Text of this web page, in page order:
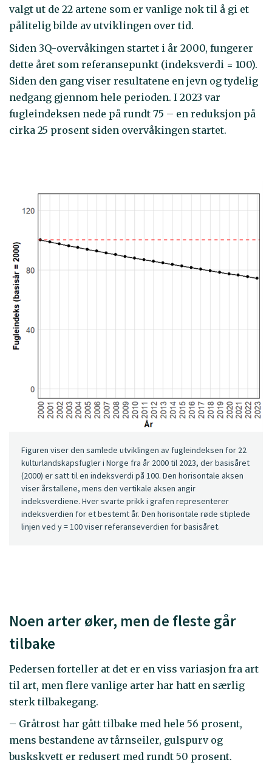
valgt ut de 22 artene som er vanlige nok til å gi et
pålitelig bilde av utviklingen over tid.
Siden 3Q-overvåkingen startet i år 2000, fungerer
dette året som referansepunkt (indeksverdi = 100).
Siden den gang viser resultatene en jevn og tydelig
nedgang gjennom hele perioden. I 2023 var
fugleindeksen nede på rundt 75 – en reduksjon på
cirka 25 prosent siden overvåkingen startet.
Figuren viser den samlede utviklingen av fugleindeksen for 22
kulturlandskapsfugler i Norge fra år 2000 til 2023, der basisåret
(2000) er satt til en indeksverdi på 100. Den horisontale aksen
viser årstallene, mens den vertikale aksen angir
indeksverdiene. Hver svarte prikk i grafen representerer
indeksverdien for et bestemt år. Den horisontale røde stiplede
linjen ved y = 100 viser referanseverdien for basisåret.
Noen arter øker, men de fleste går
tilbake
Pedersen forteller at det er en viss variasjon fra art
til art, men flere vanlige arter har hatt en særlig
sterk tilbakegang.
– Gråtrost har gått tilbake med hele 56 prosent,
mens bestandene av tårnseiler, gulspurv og
buskskvett er redusert med rundt 50 prosent.